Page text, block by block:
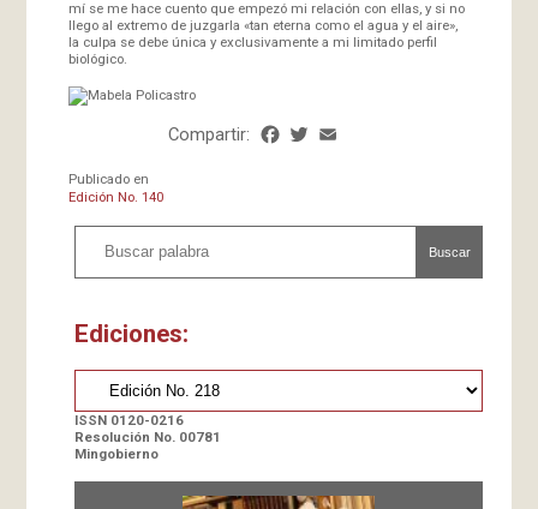
mí se me hace cuento que empezó mi relación con ellas, y si no
llego al extremo de juzgarla «tan eterna como el agua y el aire»,
la culpa se debe única y exclusivamente a mi limitado perfil
biológico.
Mabela Policastro
Compartir: Facebook
Twitter
Publicado en
Edición No. 140
Buscar
Ediciones:
ISSN 0120-0216
Resolución No. 00781
Mingobierno